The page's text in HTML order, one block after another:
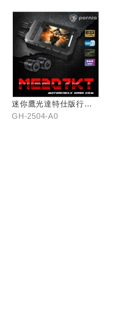
迷你鷹光達特仕版行車
記錄器
GH-2504-A0